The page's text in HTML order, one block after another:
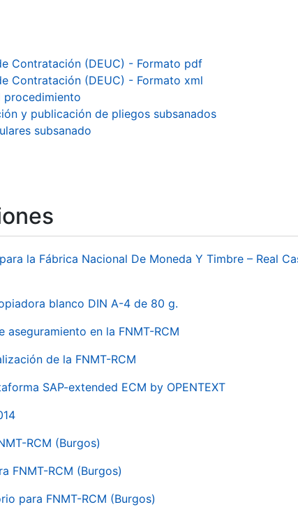
Contratación (DEUC) - Formato pdf
Contratación (DEUC) - Formato xml
procedimiento
y publicación de pliegos subsanados
subsanado
la Fábrica Nacional De Moneda Y Timbre – Real
blanco DIN A-4 de 80 g.
en la FNMT-RCM
de la FNMT-RCM
SAP-extended ECM by OPENTEXT
RCM (Burgos)
FNMT-RCM (Burgos)
para FNMT-RCM (Burgos)